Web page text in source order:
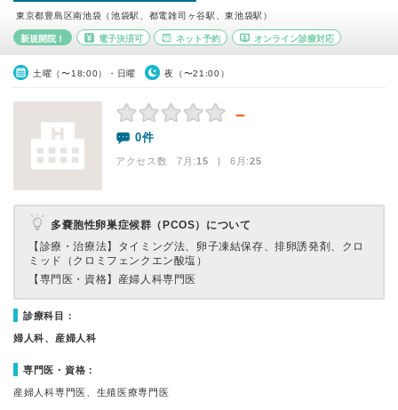
東京都豊島区南池袋（池袋駅、都電雑司ヶ谷駅、東池袋駅）
新規開院！ 電子決済可 ネット予約 オンライン診療対応
土曜（〜18:00）・日曜 夜（〜21:00）
－
0件
アクセス数 7月:15 | 6月:25
多嚢胞性卵巣症候群（PCOS）について
【診療・治療法】 タイミング法、卵子凍結保存、排卵誘発剤、クロ
ミッド（クロミフェンクエン酸塩）
【専門医・資格】 産婦人科専門医
診療科目：
婦人科、産婦人科
専門医・資格：
産婦人科専門医、生殖医療専門医